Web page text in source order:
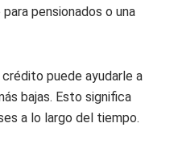
pensionados o una
puede ayudarle a
bajas. Esto significa
a lo largo del tiempo.